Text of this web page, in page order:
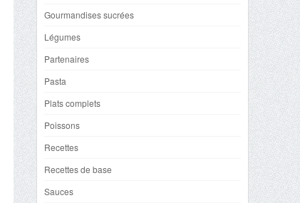
Gourmandises sucrées
Légumes
Partenaires
Pasta
Plats complets
Poissons
Recettes
Recettes de base
Sauces